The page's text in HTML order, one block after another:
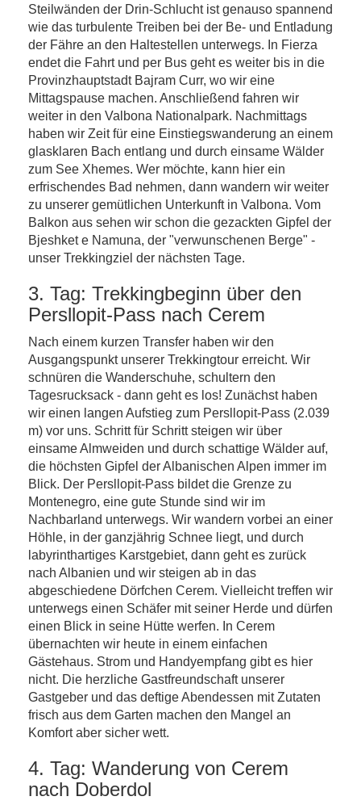
Steilwänden der Drin-Schlucht ist genauso spannend
wie das turbulente Treiben bei der Be- und Entladung
der Fähre an den Haltestellen unterwegs. In Fierza
endet die Fahrt und per Bus geht es weiter bis in die
Provinzhauptstadt Bajram Curr, wo wir eine
Mittagspause machen. Anschließend fahren wir
weiter in den Valbona Nationalpark. Nachmittags
haben wir Zeit für eine Einstiegswanderung an einem
glasklaren Bach entlang und durch einsame Wälder
zum See Xhemes. Wer möchte, kann hier ein
erfrischendes Bad nehmen, dann wandern wir weiter
zu unserer gemütlichen Unterkunft in Valbona. Vom
Balkon aus sehen wir schon die gezackten Gipfel der
Bjeshket e Namuna, der "verwunschenen Berge" -
unser Trekkingziel der nächsten Tage.
3. Tag: Trekkingbeginn über den
Persllopit-Pass nach Cerem
Nach einem kurzen Transfer haben wir den
Ausgangspunkt unserer Trekkingtour erreicht. Wir
schnüren die Wanderschuhe, schultern den
Tagesrucksack - dann geht es los! Zunächst haben
wir einen langen Aufstieg zum Persllopit-Pass (2.039
m) vor uns. Schritt für Schritt steigen wir über
einsame Almweiden und durch schattige Wälder auf,
die höchsten Gipfel der Albanischen Alpen immer im
Blick. Der Persllopit-Pass bildet die Grenze zu
Montenegro, eine gute Stunde sind wir im
Nachbarland unterwegs. Wir wandern vorbei an einer
Höhle, in der ganzjährig Schnee liegt, und durch
labyrinthartiges Karstgebiet, dann geht es zurück
nach Albanien und wir steigen ab in das
abgeschiedene Dörfchen Cerem. Vielleicht treffen wir
unterwegs einen Schäfer mit seiner Herde und dürfen
einen Blick in seine Hütte werfen. In Cerem
übernachten wir heute in einem einfachen
Gästehaus. Strom und Handyempfang gibt es hier
nicht. Die herzliche Gastfreundschaft unserer
Gastgeber und das deftige Abendessen mit Zutaten
frisch aus dem Garten machen den Mangel an
Komfort aber sicher wett.
4. Tag: Wanderung von Cerem
nach Doberdol